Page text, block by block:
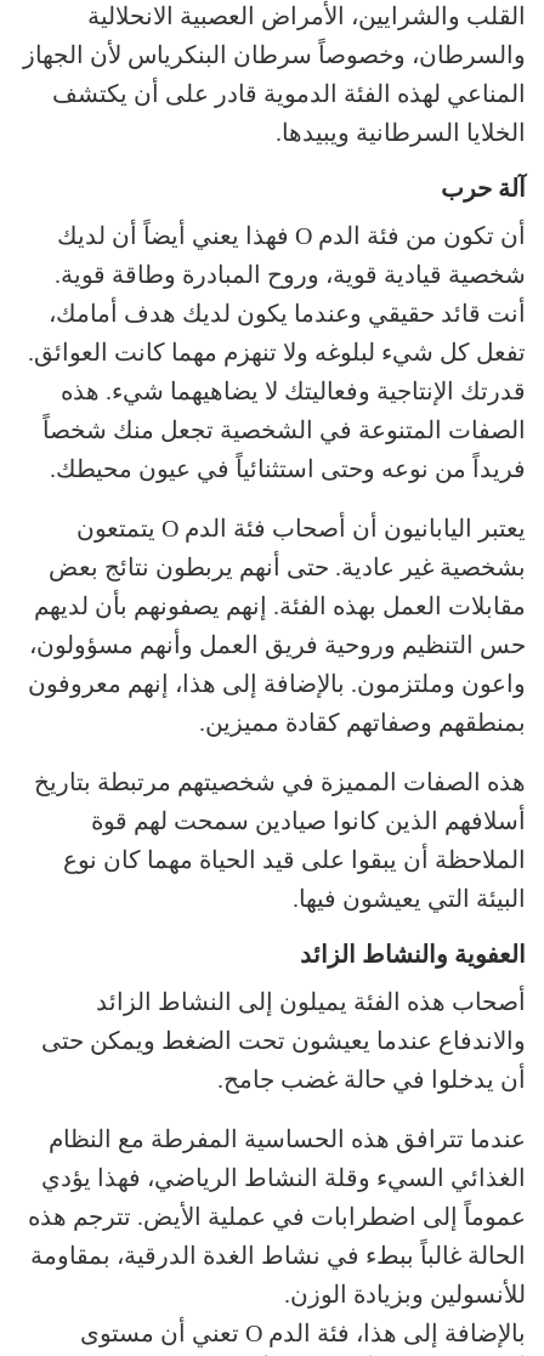
القلب والشرايين، الأمراض العصبية الانحلالية
والسرطان، وخصوصاً سرطان البنكرياس لأن الجهاز
المناعي لهذه الفئة الدموية قادر على أن يكتشف
الخلايا السرطانية ويبيدها.
آلة حرب
أن تكون من فئة الدم O فهذا يعني أيضاً أن لديك
شخصية قيادية قوية، وروح المبادرة وطاقة قوية.
أنت قائد حقيقي وعندما يكون لديك هدف أمامك،
تفعل كل شيء لبلوغه ولا تنهزم مهما كانت العوائق.
قدرتك الإنتاجية وفعاليتك لا يضاهيهما شيء. هذه
الصفات المتنوعة في الشخصية تجعل منك شخصاً
فريداً من نوعه وحتى استثنائياً في عيون محيطك.
يعتبر اليابانيون أن أصحاب فئة الدم O يتمتعون
بشخصية غير عادية. حتى أنهم يربطون نتائج بعض
مقابلات العمل بهذه الفئة. إنهم يصفونهم بأن لديهم
حس التنظيم وروحية فريق العمل وأنهم مسؤولون،
واعون وملتزمون. بالإضافة إلى هذا، إنهم معروفون
بمنطقهم وصفاتهم كقادة مميزين.
هذه الصفات المميزة في شخصيتهم مرتبطة بتاريخ
أسلافهم الذين كانوا صيادين سمحت لهم قوة
الملاحظة أن يبقوا على قيد الحياة مهما كان نوع
البيئة التي يعيشون فيها.
العفوية والنشاط الزائد
أصحاب هذه الفئة يميلون إلى النشاط الزائد
والاندفاع عندما يعيشون تحت الضغط ويمكن حتى
أن يدخلوا في حالة غضب جامح.
عندما تترافق هذه الحساسية المفرطة مع النظام
الغذائي السيء وقلة النشاط الرياضي، فهذا يؤدي
عموماً إلى اضطرابات في عملية الأيض. تترجم هذه
الحالة غالباً ببطء في نشاط الغدة الدرقية، بمقاومة
للأنسولين وبزيادة الوزن.
بالإضافة إلى هذا، فئة الدم O تعني أن مستوى